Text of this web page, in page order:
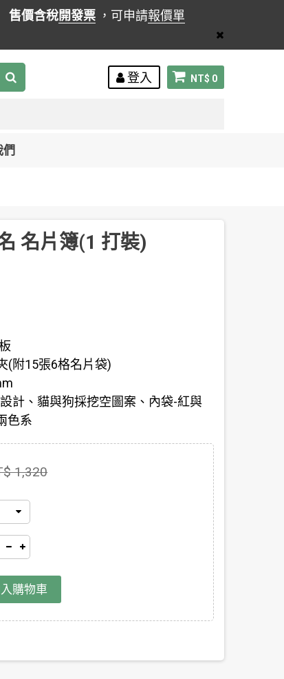
售價含稅開發票 ，可申請報價單
NT$ 0
登入
們
名片簿(1 打裝)
(附15張6格名片袋)
計、貓與狗採挖空圖案、內袋-紅與
色系
1,320
購物車